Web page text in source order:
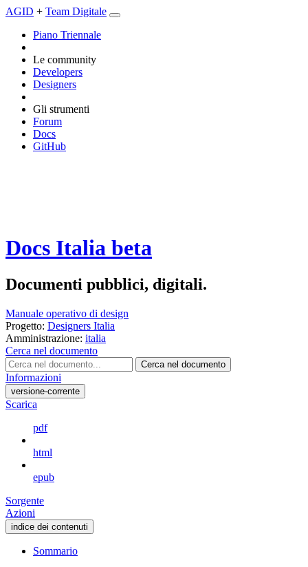
AGID + Team Digitale
Piano Triennale
Le community
Developers
Designers
Gli strumenti
Forum
Docs
GitHub
Docs Italia beta
Documenti pubblici, digitali.
Manuale operativo di design
Progetto: Designers Italia
Amministrazione: italia
Cerca nel documento
Cerca nel documento
Informazioni
versione-corrente
Scarica
pdf
html
epub
Sorgente
Azioni
indice dei contenuti
Sommario